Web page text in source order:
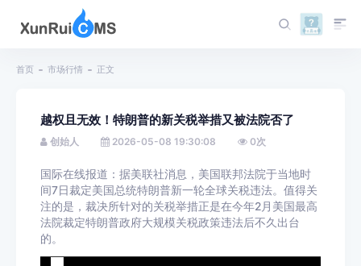
首页 市场行情 正文
越权且无效！特朗普的新关税举措又被法院否了
创始人 2026-05-08 19:30:08 0次
国际在线报道：据美联社消息，美国联邦法院于当地时
间7日裁定美国总统特朗普新一轮全球关税违法。值得关
注的是，裁决所针对的关税举措正是在今年2月美国最高
法院裁定特朗普政府大规模关税政策违法后不久出台
的。